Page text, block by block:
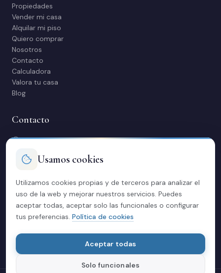
Propiedades
Vender mi casa
Alquilar mi piso
Quiero comprar
Nosotros
Contacto
Calculadora
Valora tu casa
Blog
Contacto
C/ Manuel Maestre 31, 03600 Elda (Alicante)
contacto@soriacasas.com
Legal
Política de privacidad
Aviso legal
Usamos cookies
Utilizamos cookies propias y de terceros para analizar el
uso de la web y mejorar nuestros servicios. Puedes
aceptar todas, aceptar solo las funcionales o configurar
tus preferencias. Política de cookies
Aceptar todas
Solo funcionales